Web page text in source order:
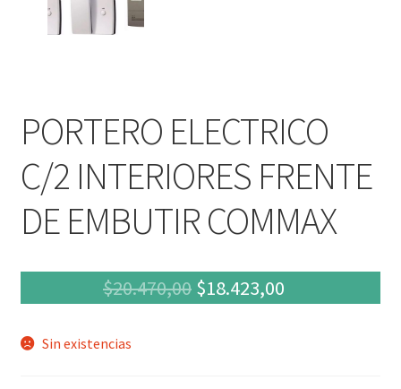
PORTERO ELECTRICO
C/2 INTERIORES FRENTE
DE EMBUTIR COMMAX
$20.470,00 El
$18.423,00
Sin existencias